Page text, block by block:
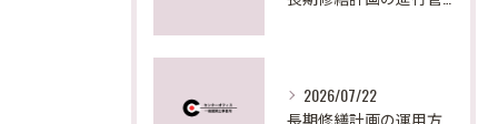
2026/07/22